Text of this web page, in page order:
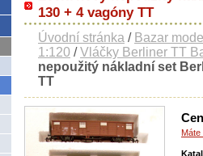
130 + 4 vagóny TT
Úvodní stránka / Bazar
1:120 /Vláčky Berliner TT
nepoužitý nákladní set
TT